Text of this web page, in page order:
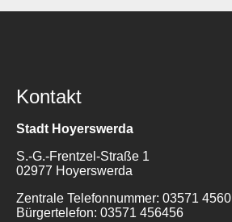
Kontakt
Stadt Hoyerswerda
S.-G.-Frentzel-Straße 1
02977 Hoyerswerda
Zentrale Telefonnummer: 03571 4560
Bürgertelefon: 03571 456456